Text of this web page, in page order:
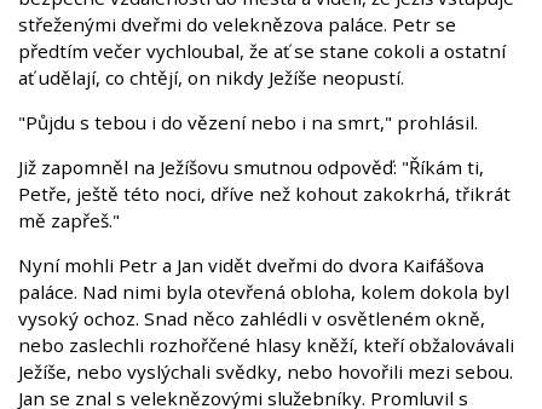
střeženými dveřmi do veleknězova paláce. Petr se
předtím večer vychloubal, že ať se stane cokoli a ostatní
ať udělají, co chtějí, on nikdy Ježíše neopustí.
"Půjdu s tebou i do vězení nebo i na smrt," prohlásil.
Již zapomněl na Ježíšovu smutnou odpověď: "Říkám ti,
Petře, ještě této noci, dříve než kohout zakokrhá, třikrát
mě zapřeš."
Nyní mohli Petr a Jan vidět dveřmi do dvora Kaifášova
paláce. Nad nimi byla otevřená obloha, kolem dokola byl
vysoký ochoz. Snad něco zahlédli v osvětleném okně,
nebo zaslechli rozhořčené hlasy kněží, kteří obžalovávali
Ježíše, nebo vyslýchali svědky, nebo hovořili mezi sebou.
Jan se znal s veleknězovými služebníky. Promluvil s